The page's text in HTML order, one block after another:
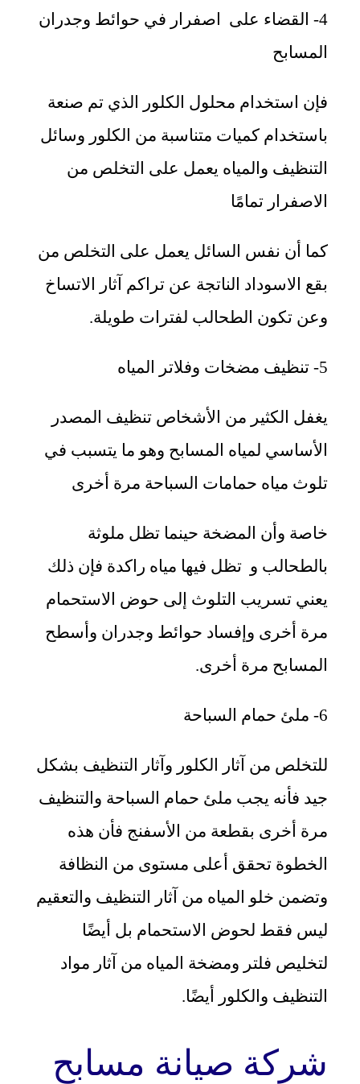
4- القضاء على اصفرار في حوائط وجدران
المسابح
فإن استخدام محلول الكلور الذي تم صنعة
باستخدام كميات متناسبة من الكلور وسائل
التنظيف والمياه يعمل على التخلص من
الاصفرار تمامًا
كما أن نفس السائل يعمل على التخلص من
بقع الاسوداد الناتجة عن تراكم آثار الاتساخ
وعن تكون الطحالب لفترات طويلة.
5- تنظيف مضخات وفلاتر المياه
يغفل الكثير من الأشخاص تنظيف المصدر
الأساسي لمياه المسابح وهو ما يتسبب في
تلوث مياه حمامات السباحة مرة أخرى
خاصة وأن المضخة حينما تظل ملوثة
بالطحالب و تظل فيها مياه راكدة فإن ذلك
يعني تسريب التلوث إلى حوض الاستحمام
مرة أخرى وإفساد حوائط وجدران وأسطح
المسابح مرة أخرى.
6- ملئ حمام السباحة
للتخلص من آثار الكلور وآثار التنظيف بشكل
جيد فأنه يجب ملئ حمام السباحة والتنظيف
مرة أخرى بقطعة من الأسفنج فأن هذه
الخطوة تحقق أعلى مستوى من النظافة
وتضمن خلو المياه من آثار التنظيف والتعقيم
ليس فقط لحوض الاستحمام بل أيضًا
لتخليص فلتر ومضخة المياه من آثار مواد
التنظيف والكلور أيضًا.
شركة صيانة مسابح